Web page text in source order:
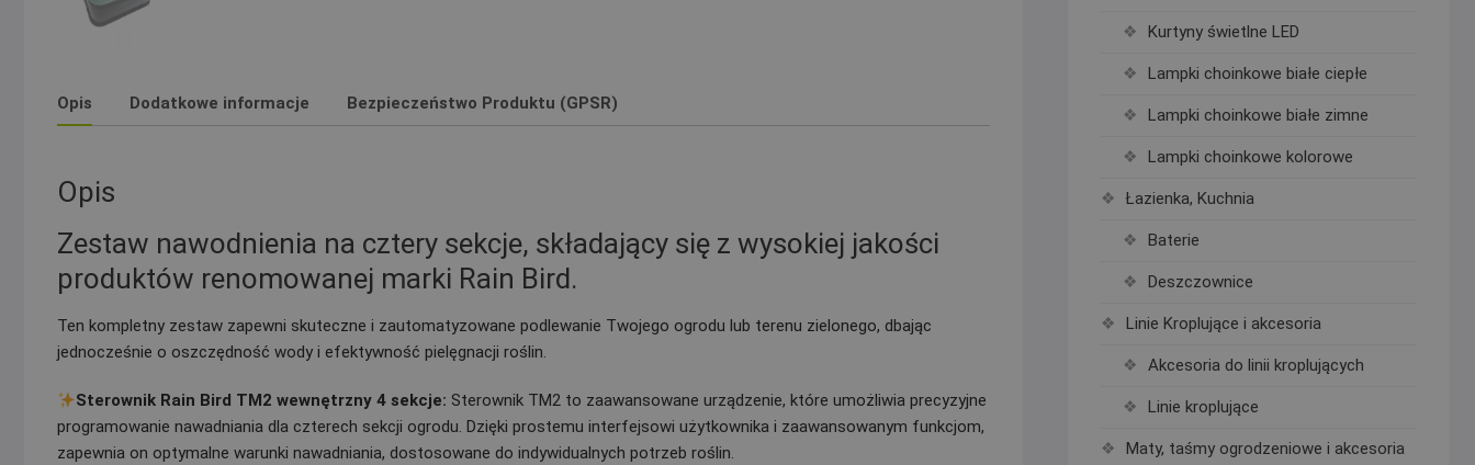
Opis Dodatkowe informacje Bezpieczeństwo Produktu (GPSR)
Opis
Zestaw nawodnienia na cztery sekcje, składający się z wysokiej jakości
produktów renomowanej marki Rain Bird.
Ten kompletny zestaw zapewni skuteczne i zautomatyzowane podlewanie Twojego ogrodu lub terenu zielonego, dbając
jednocześnie o oszczędność wody i efektywność pielęgnacji roślin.
Sterownik Rain Bird TM2 wewnętrzny 4 sekcje: Sterownik TM2 to zaawansowane urządzenie, które umożliwia precyzyjne
programowanie nawadniania dla czterech sekcji ogrodu. Dzięki prostemu interfejsowi użytkownika i zaawansowanym funkcjom,
zapewnia on optymalne warunki nawadniania, dostosowane do indywidualnych potrzeb roślin.
Kurtyny świetlne LED
Lampki choinkowe białe ciepłe
Lampki choinkowe białe zimne
Lampki choinkowe kolorowe
Łazienka, Kuchnia
Baterie
Deszczownice
Linie Kroplujące i akcesoria
Akcesoria do linii kroplujących
Linie kroplujące
Maty, taśmy ogrodzeniowe i akcesoria